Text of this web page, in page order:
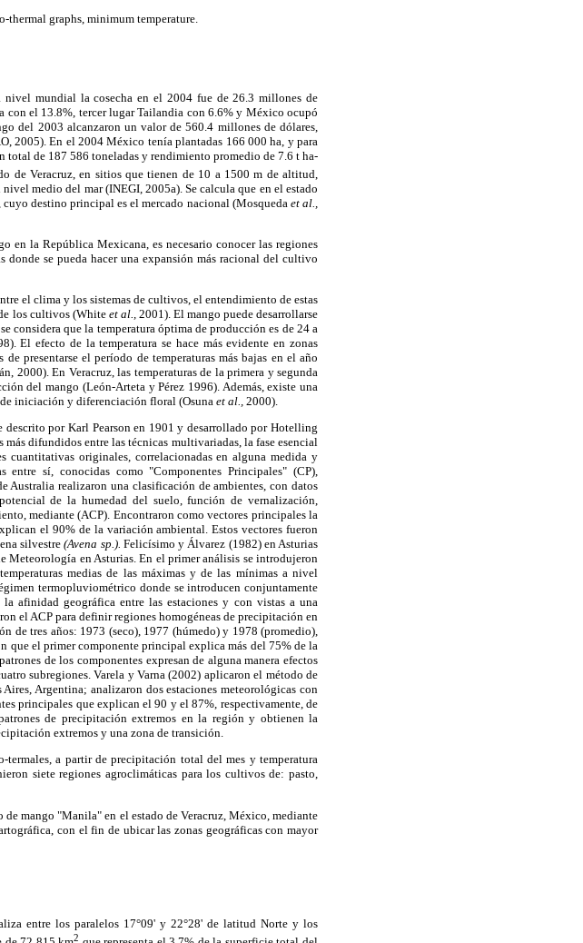
graphs, minimum temperature.
mundial la cosecha en el 2004 fue de 26.3 millones de
el 13.8%, tercer lugar Tailandia con 6.6% y México ocupó
del 2003 alcanzaron un valor de 560.4 millones de dólares,
2005). En el 2004 México tenía plantadas 166 000 ha, y para
total de 187 586 toneladas y rendimiento promedio de 7.6 t ha-
de Veracruz, en sitios que tienen de 10 a 1500 m de altitud,
medio del mar (INEGI, 2005a). Se calcula que en el estado
destino principal es el mercado nacional (Mosqueda et al.,
en la República Mexicana, es necesario conocer las regiones
se pueda hacer una expansión más racional del cultivo
el clima y los sistemas de cultivos, el entendimiento de estas
los cultivos (Whiteet al.,2001). El mango puede desarrollarse
considera que la temperatura óptima de producción es de 24 a
El efecto de la temperatura se hace más evidente en zonas
presentarse el período de temperaturas más bajas en el año
2000). En Veracruz, las temperaturas de la primera y segunda
del mango (León-Arteta y Pérez 1996). Además, existe una
de iniciación y diferenciación floral (Osuna et al., 2000).
por Karl Pearson en 1901 y desarrollado por Hotelling
difundidos entre las técnicas multivariadas, la fase esencial
cuantitativas originales, correlacionadas en alguna medida y
entre sí, conocidas como "Componentes Principales" (CP),
Australia realizaron una clasificación de ambientes, con datos
de la humedad del suelo, función de vernalización,
mediante (ACP). Encontraron como vectores principales la
el 90% de la variación ambiental. Estos vectores fueron
silvestre(Avena sp.). Felicísimo y Álvarez (1982) en Asturias
Meteorología en Asturias. En el primer análisis se introdujeron
medias de las máximas y de las mínimas a nivel
termopluviométrico donde se introducen conjuntamente
afinidad geográfica entre las estaciones y con vistas a una
el ACP para definir regiones homogéneas de precipitación en
de tres años: 1973 (seco), 1977 (húmedo) y 1978 (promedio),
que el primer componente principal explica más del 75% de la
de los componentes expresan de alguna manera efectos
subregiones. Varela y Varna (2002) aplicaron el método de
Argentina; analizaron dos estaciones meteorológicas con
principales que explican el 90 y el 87%, respectivamente, de
de precipitación extremos en la región y obtienen la
extremos y una zona de transición.
a partir de precipitación total del mes y temperatura
siete regiones agroclimáticas para los cultivos de: pasto,
mango "Manila" en el estado de Veracruz, México, mediante
con el fin de ubicar las zonas geográficas con mayor
entre los paralelos 17°09' y 22°28' de latitud Norte y los
2